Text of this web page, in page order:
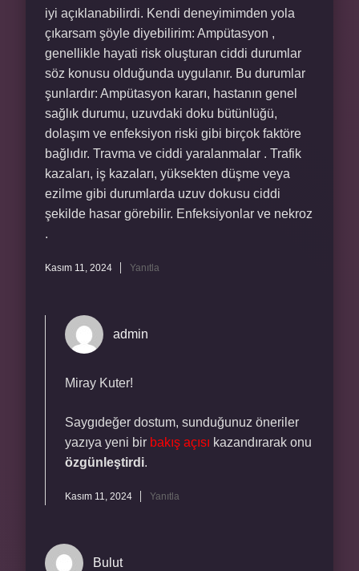
iyi açıklanabilirdi. Kendi deneyimimden yola
çıkarsam şöyle diyebilirim: Ampütasyon ,
genellikle hayati risk oluşturan ciddi durumlar
söz konusu olduğunda uygulanır. Bu durumlar
şunlardır: Ampütasyon kararı, hastanın genel
sağlık durumu, uzuvdaki doku bütünlüğü,
dolaşım ve enfeksiyon riski gibi birçok faktöre
bağlıdır. Travma ve ciddi yaralanmalar . Trafik
kazaları, iş kazaları, yüksekten düşme veya
ezilme gibi durumlarda uzuv dokusu ciddi
şekilde hasar görebilir. Enfeksiyonlar ve nekroz
.
Kasım 11, 2024 Yanıtla
admin
Miray Kuter!
Saygıdeğer dostum, sunduğunuz öneriler
yazıya yeni bir bakış açısı kazandırarak onu
özgünleştirdi.
Kasım 11, 2024 Yanıtla
Bulut